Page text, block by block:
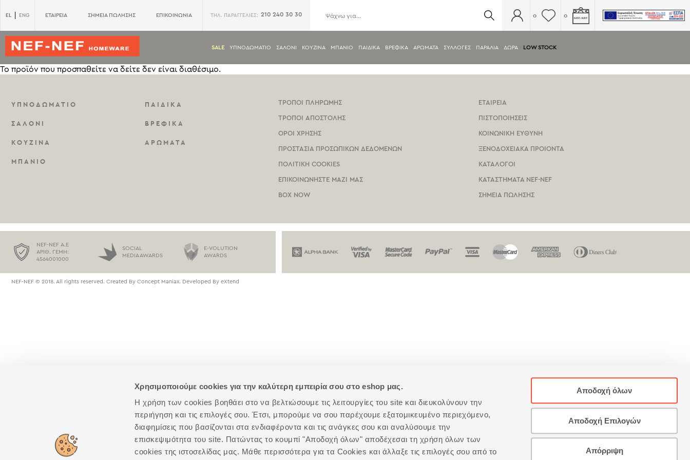
Χρησιμοποιούμε cookies για την καλύτερη εμπειρία σου στο eshop μας.
Η χρήση των cookies βοηθάει στο να βελτιώσουμε τις λειτουργίες του site και διευκολύνουν την
περιήγηση και τις επιλογές σου. Έτσι, μπορούμε να σου παρέχουμε εξατομικευμένο περιεχόμενο,
διαφημίσεις που βασίζονται στα ενδιαφέροντα και τις ανάγκες σου και αναλύσουμε την
επισκεψιμότητα του site. Πατώντας το κουμπί "Αποδοχή όλων" αποδέχεσαι τη χρήση όλων των
cookies της ιστοσελίδας μας. Μάθε περισσότερα για τα Cookies και άλλαξε τις επιλογές σου από το
Αποδοχή όλων
Αποδοχή Επιλογών
Απόρριψη
EL ENG ΕΤΑΙΡΕΙΑ ΣΗΜΕΙΑ ΠΩΛΗΣΗΣ ΕΠΙΚΟΙΝΩΝΙΑ ΤΗΛ. ΠΑΡΑΓΓΕΛΙΕΣ: 210 240 30 30 0 0
SALE ΥΠΝΟΔΩΜΑΤΙΟ ΣΑΛΟΝΙ ΚΟΥΖΙΝΑ ΜΠΑΝΙΟ ΠΑΙΔΙΚΑ ΒΡΕΦΙΚΑ ΑΡΩΜΑΤΑ ΣΥΛΛΟΓΕΣ ΠΑΡΑΛΙΑ ΔΩΡΑ LOW STOCK
Το προϊόν που προσπαθείτε να δείτε δεν είναι διαθέσιμο.
ΥΠΝΟΔΩΜΑΤΙΟ
ΣΑΛΟΝΙ
ΚΟΥΖΙΝΑ
ΜΠΑΝΙΟ
ΠΑΙΔΙΚΑ
ΒΡΕΦΙΚΑ
ΑΡΩΜΑΤΑ
ΤΡΟΠΟΙ ΠΛΗΡΩΜΗΣ
ΤΡΟΠΟΙ ΑΠΟΣΤΟΛΗΣ
ΟΡΟΙ ΧΡΗΣΗΣ
ΠΡΟΣΤΑΣΙΑ ΠΡΟΣΩΠΙΚΩΝ ΔΕΔΟΜΕΝΩΝ
ΠΟΛΙΤΙΚΗ COOKIES
ΕΠΙΚΟΙΝΩΝΗΣΤΕ ΜΑΖΙ ΜΑΣ
BOX NOW
ΕΤΑΙΡΕΙΑ
ΠΙΣΤΟΠΟΙΗΣΕΙΣ
ΚΟΙΝΩΝΙΚΗ ΕΥΘΥΝΗ
ΞΕΝΟΔΟΧΕΙΑΚΑ ΠΡΟΙΟΝΤΑ
ΚΑΤΑΛΟΓΟΙ
ΚΑΤΑΣΤΗΜΑΤΑ NEF-NEF
ΣΗΜΕΙΑ ΠΩΛΗΣΗΣ
NEF-NEF Α.Ε
ΑΡΙΘ. ΓΕΜΗ:
4564001000
SOCIAL
MEDIA AWARDS
E-VOLUTION
AWARDS
NEF-NEF © 2018. All rights reserved. Created By Concept Maniax. Developed By eXtend